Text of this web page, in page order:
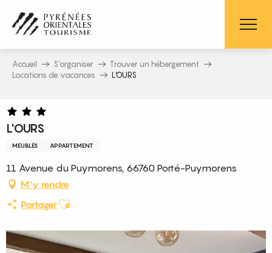
contenu
principal
Accueil S’organiser
Trouver un hébergement
Locations de vacances
L'OURS
L'OURS
MEUBLÉS APPARTEMENT
11 Avenue du Puymorens, 66760 Porté-Puymorens
M'y rendre
PartagerAjouter aux favoris